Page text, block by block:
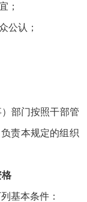
；
公认；
部门按照干部管
责本规定的组织
格
基本条件：